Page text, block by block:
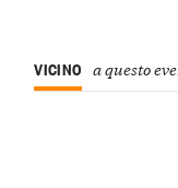
VICINO a questo